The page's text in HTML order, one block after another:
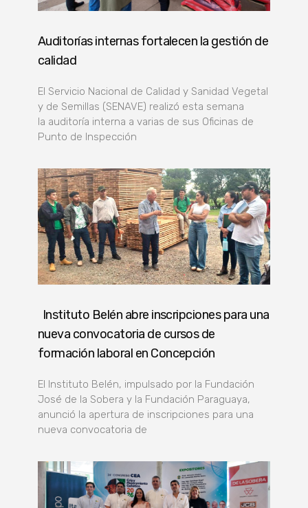
Auditorías internas fortalecen la gestión de
calidad
El Servicio Nacional de Calidad y Sanidad Vegetal
y de Semillas (SENAVE) realizó esta semana
la auditoría interna a varias de sus Oficinas de
Punto de Inspección
Instituto Belén abre inscripciones para una
nueva convocatoria de cursos de
formación laboral en Concepción
El Instituto Belén, impulsado por la Fundación
José de la Sobera y la Fundación Paraguaya,
anunció la apertura de inscripciones para una
nueva convocatoria de